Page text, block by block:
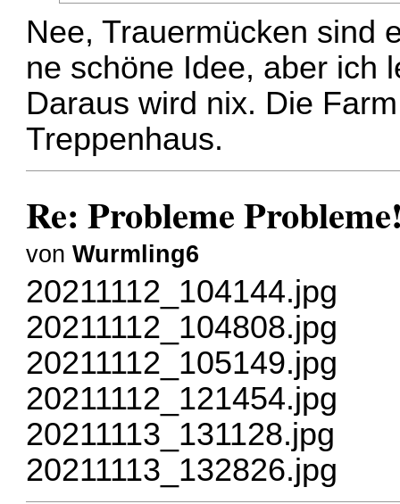
Nee, Trauermücken sind
ne schöne Idee, aber ich
Daraus wird nix. Die
Treppenhaus.
Re: Probleme
vonWurmling6
20211112_104144.jpg
20211112_104808.jpg
20211112_105149.jpg
20211112_121454.jpg
20211113_131128.jpg
20211113_132826.jpg